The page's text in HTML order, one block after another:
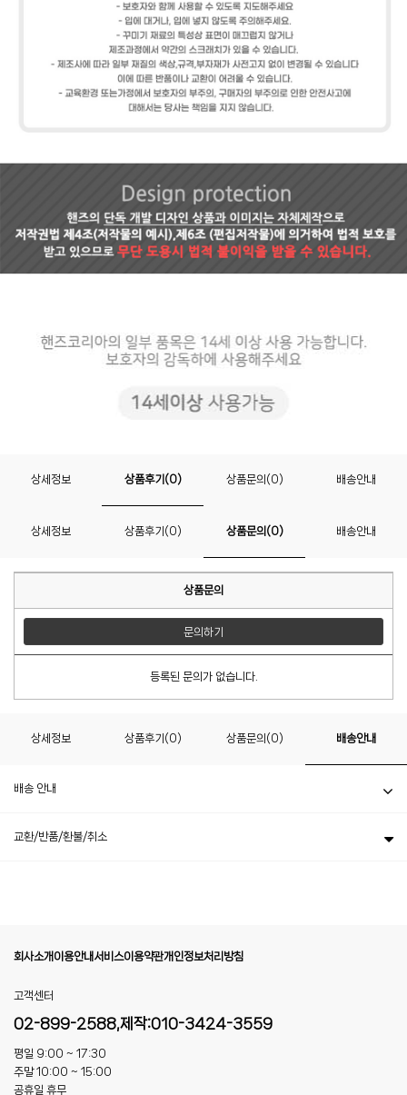
상세정보 상품후기(0) 상품문의(0) 배송안내
상세정보 상품후기(0) 상품문의(0) 배송안내
상품문의
문의하기
등록된 문의가 없습니다.
상세정보 상품후기(0) 상품문의(0) 배송안내
배송 안내
교환/반품/환불/취소
회사소개 이용안내서비스이용약관개인정보처리방침
고객센터
02-899-2588,제작:010-3424-3559
평일 9:00 ~ 17:30
주말 10:00 ~ 15:00
공휴일 휴무